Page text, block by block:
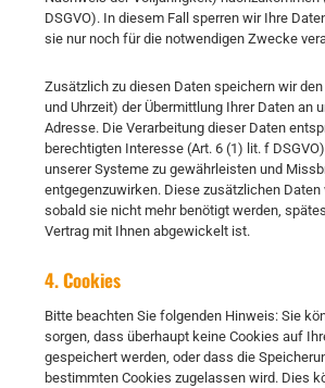
DSGVO). In diesem Fall sperren wir Ihre
sie nur noch für die notwendigen Zwecke
Zusätzlich zu diesen Daten speichern wir
und Uhrzeit) der Übermittlung Ihrer Daten an
Adresse. Die Verarbeitung dieser Daten
berechtigten Interesse (Art. 6 (1) lit. f
unserer Systeme zu gewährleisten und
entgegenzuwirken. Diese zusätzlichen Daten
sobald sie nicht mehr benötigt werden,
Vertrag mit Ihnen abgewickelt ist.
4. Cookies
Bitte beachten Sie folgenden Hinweis: Sie
sorgen, dass überhaupt keine Cookies auf
gespeichert werden, oder dass die
bestimmten Cookies zugelassen wird. Dies